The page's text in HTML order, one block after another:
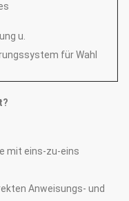
u.
für Wahl
mit eins-zu-eins
Anweisungs- und